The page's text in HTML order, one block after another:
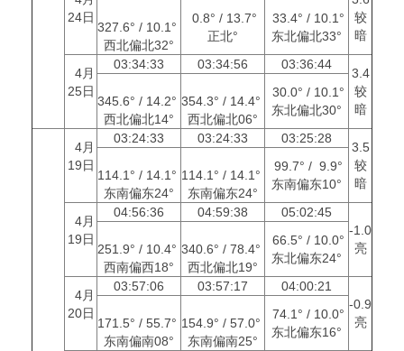
24日
较
暗
327.6° / 10.1°
西北偏北32°
0.8° / 13.7°
正北°
33.4° / 10.1°
东北偏北33°
4月
25日
03:34:33 03:34:56 03:36:44
3.4
较
暗
345.6° / 14.2°
西北偏北14°
354.3° / 14.4°
西北偏北06°
30.0° / 10.1°
东北偏北30°
4月
19日
03:24:33 03:24:33 03:25:28
3.5
较
暗
114.1° / 14.1°
东南偏东24°
114.1° / 14.1°
东南偏东24°
99.7° / 9.9°
东南偏东10°
4月
19日
04:56:36 04:59:38
05:02:45
-1.0
亮
251.9° / 10.4°
西南偏西18°
340.6° / 78.4°
西北偏北19°
66.5° / 10.0°
东北偏东24°
4月
20日
03:57:06 03:57:17
04:00:21
-0.9
亮
171.5° / 55.7°
东南偏南08°
154.9° / 57.0°
东南偏南25°
74.1° / 10.0°
东北偏东16°